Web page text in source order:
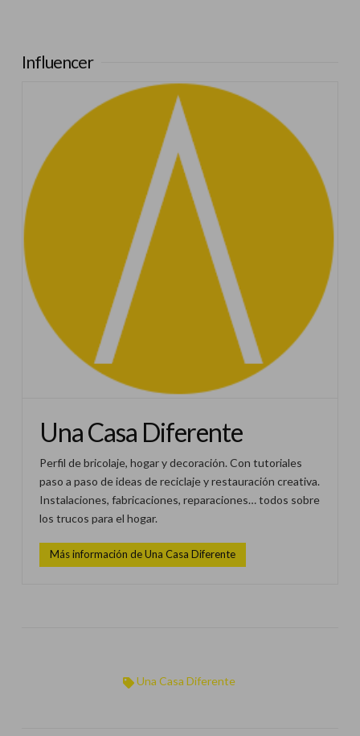
Influencer
Una Casa Diferente
Perfil de bricolaje, hogar y decoración. Con tutoriales
paso a paso de ideas de reciclaje y restauración creativa.
Instalaciones, fabricaciones, reparaciones… todos sobre
los trucos para el hogar.
Más información de Una Casa Diferente
Una Casa Diferente